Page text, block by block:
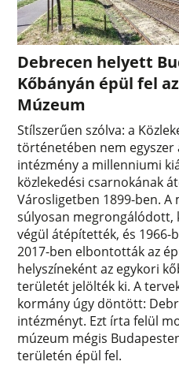
Debrecen helyett
Kőbányán épül fel
Múzeum
Stílszerűen szólva: a
történetében nem
intézmény a millenniumi
közlekedési csarnokának
Városligetben 1899-ben.
súlyosan megrongálódott,
végül átépítették, és 1966-
2017-ben elbontották az
helyszíneként az egykori
területét jelölték ki. A
kormány úgy döntött:
intézményt. Ezt írta felül
múzeum mégis
területén épül fel.